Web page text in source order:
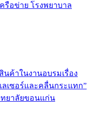
ครือข่าย โรงพยาบาล
ค้าในงานอบรมเรื่อง
ลเซอร์และคลื่นกระแทก”
ยาลัยขอนแก่น